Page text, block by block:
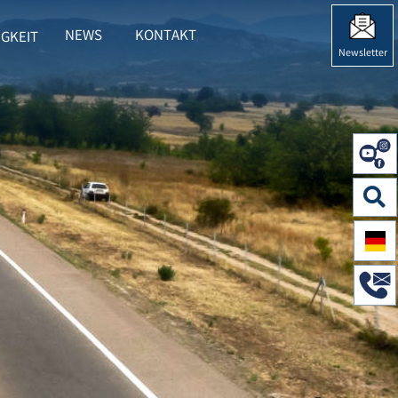
Newsletter
FOR "NACHHALTIGKEIT"
NEWS KONTAKT